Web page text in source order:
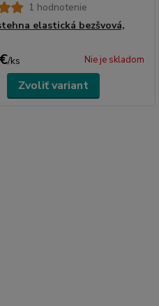
1 hodnotenie
elastická bezšvová,
/ks Nie je skladom
Zvoliť variant